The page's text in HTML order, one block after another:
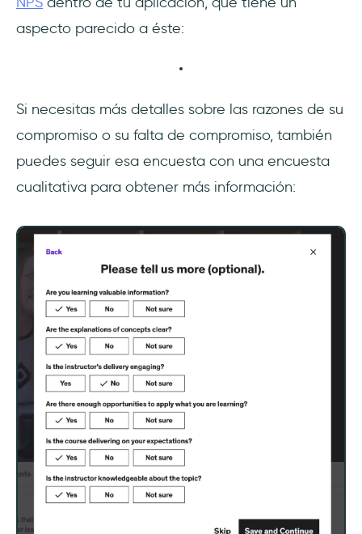
aspecto parecido a éste:
Si necesitas más detalles sobre las razones de su
compromiso o su falta de compromiso, también
puedes seguir esa encuesta con una encuesta
cualitativa para obtener más información: